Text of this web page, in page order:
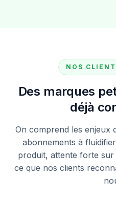
NOS
Des marques
déjà
On comprend les enjeux
abonnements à
produit, attente forte
ce que nos clients